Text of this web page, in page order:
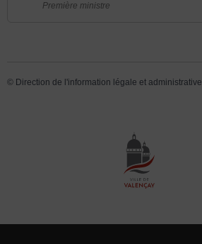
Première ministre
© Direction de l'information légale et administrative